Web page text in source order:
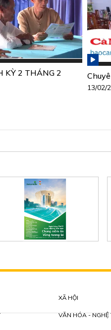
KỲ 2 THÁNG 2
13/02/
XÃ HỘI
VĂN HÓA - NGHỆ